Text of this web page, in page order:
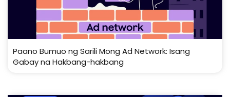
Paano Bumuo ng Sarili Mong Ad Network: Isang
Gabay na Hakbang-hakbang